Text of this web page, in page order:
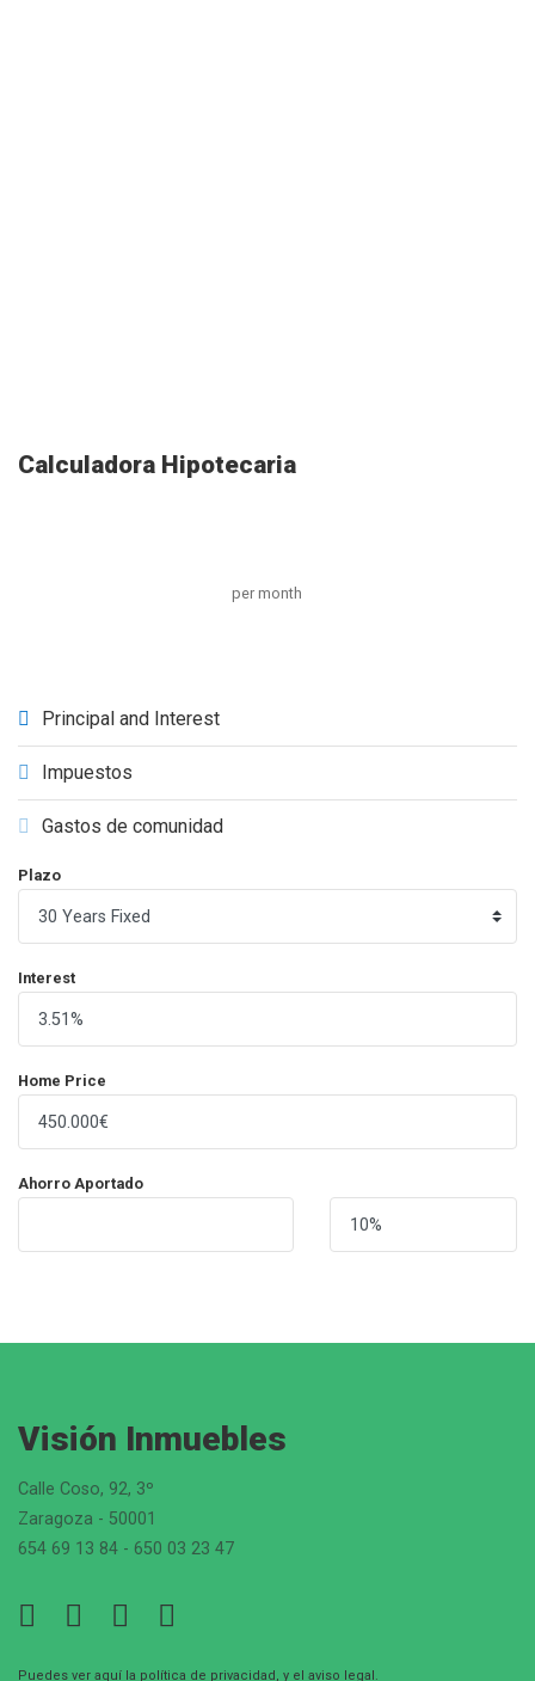
Calculadora Hipotecaria
per month
Principal and Interest
Impuestos
Gastos de comunidad
Plazo
Interest
Home Price
Ahorro Aportado
Visión Inmuebles
Calle Coso, 92, 3º
Zaragoza - 50001
654 69 13 84 - 650 03 23 47
Puedes ver aquí la política de privacidad, y el aviso legal.